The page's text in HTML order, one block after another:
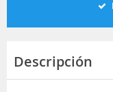
Descripción